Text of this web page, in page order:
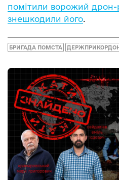
помітили ворожий дрон-
знешкодили його.
БРИГАДА ПОМСТА